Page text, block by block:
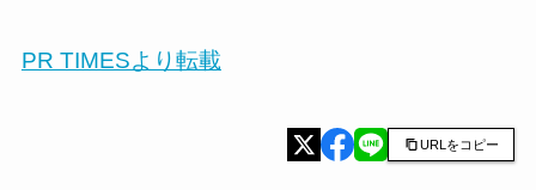
PR TIMESより転載
URLをコピー